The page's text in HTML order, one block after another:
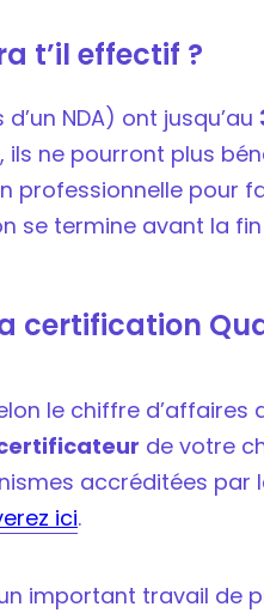
t’il effectif ?
NDA) ont jusqu’au
ils ne pourront plus
professionnelle pour
se termine avant la
certification
le chiffre
de votre
accréditées par
ici.
important travail de